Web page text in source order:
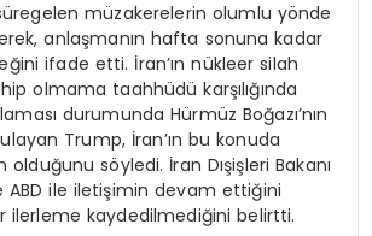
müzakerelerin olumlu yönde
anlaşmanın hafta sonuna kadar
ifade etti. İran’ın nükleer silah
olmama taahhüdü karşılığında
durumunda Hürmüz Boğazı’nın
Trump, İran’ın bu konuda
olduğunu söyledi. İran Dışişleri Bakanı
ABD ile iletişimin devam ettiğini
ilerleme kaydedilmediğini belirtti.